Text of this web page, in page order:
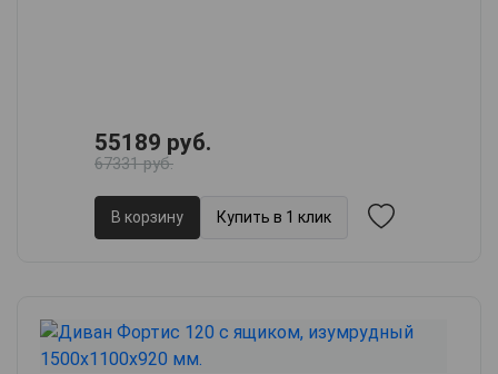
55189 руб.
67331 руб.
В корзину Купить в 1 клик